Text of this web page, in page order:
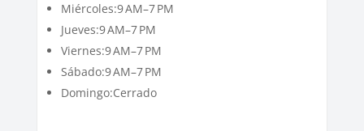
Miércoles:9 AM–7 PM
Jueves:9 AM–7 PM
Viernes:9 AM–7 PM
Sábado:9 AM–7 PM
Domingo:Cerrado